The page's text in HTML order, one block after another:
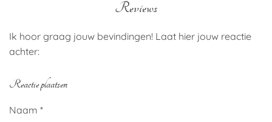
Reviews
Ik hoor graag jouw bevindingen! Laat hier jouw reactie
achter:
Reactie plaatsen
Naam *